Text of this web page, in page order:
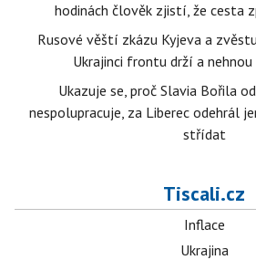
hodinách člověk zjistí, že cesta
Rusové věští zkázu Kyjeva a
Ukrajinci frontu drží a
Ukazuje se, proč Slavia Bořila
nespolupracuje, za Liberec odehrál
střídat
Tiscali.cz
Inflace
Ukrajina